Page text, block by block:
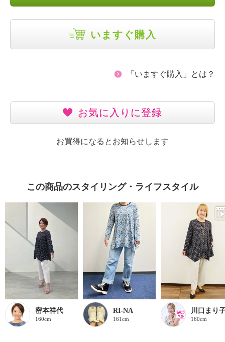
いますぐ購入
「いますぐ購入」とは？
お気に入りに登録
お買得になるとお知らせします
この商品のスタイリング・ライフスタイル
密本祥代
160cm
RI-NA
161cm
川口まり
160cm